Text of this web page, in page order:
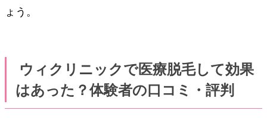
ょう。
ウィクリニックで医療脱毛して効果
はあった？体験者の口コミ・評判